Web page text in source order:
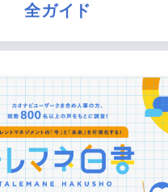
全ガイド